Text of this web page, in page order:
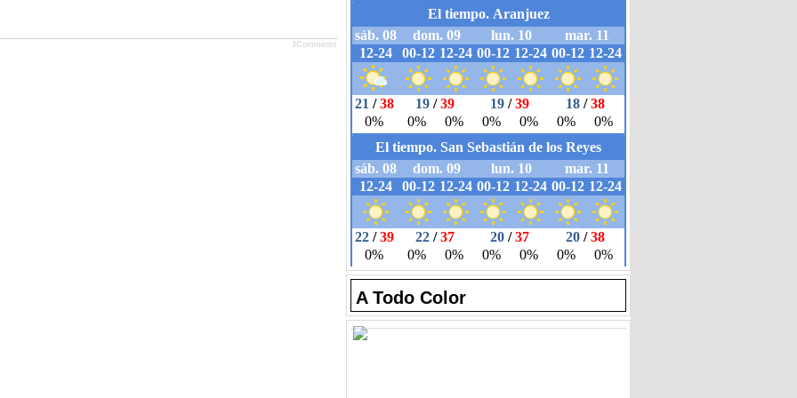
JComments
A Todo Color